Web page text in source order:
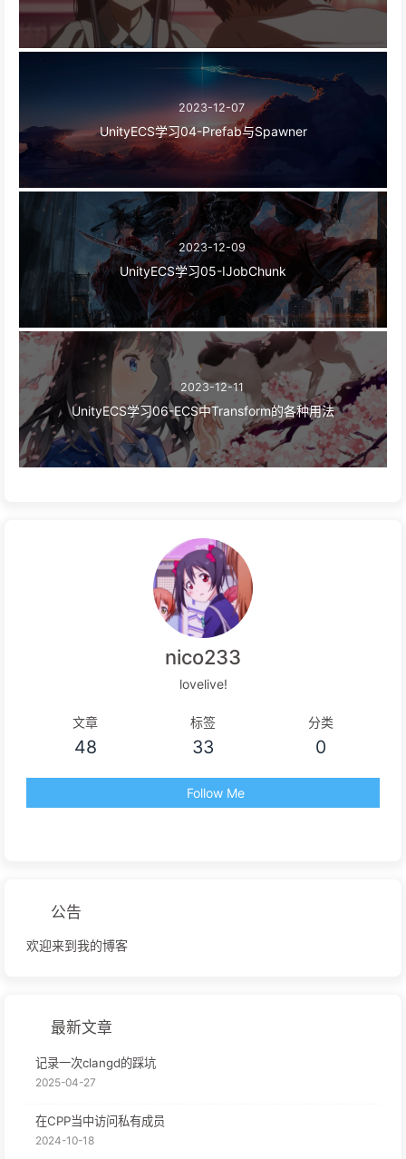
2023-12-07
UnityECS学习04-Prefab与Spawner
2023-12-09
UnityECS学习05-IJobChunk
2023-12-11
UnityECS学习06-ECS中Transform的各种用法
nico233
lovelive!
文章
48
标签
33
分类
0
Follow Me
公告
欢迎来到我的博客
最新文章
记录一次clangd的踩坑
2025-04-27
在CPP当中访问私有成员
2024-10-18